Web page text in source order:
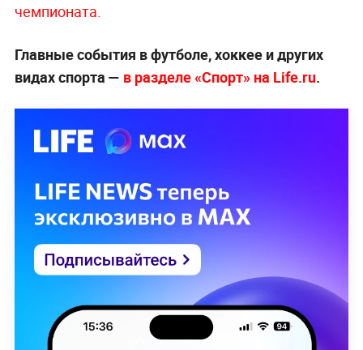
чемпионата.
Главные события в футболе, хоккее и других
видах спорта — в разделе «Спорт» на Life.ru.